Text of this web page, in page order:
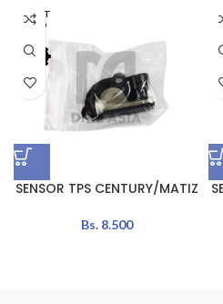
AGOT
ADO
SENSOR TPS CENTURY/MATIZ
Bs.8.500